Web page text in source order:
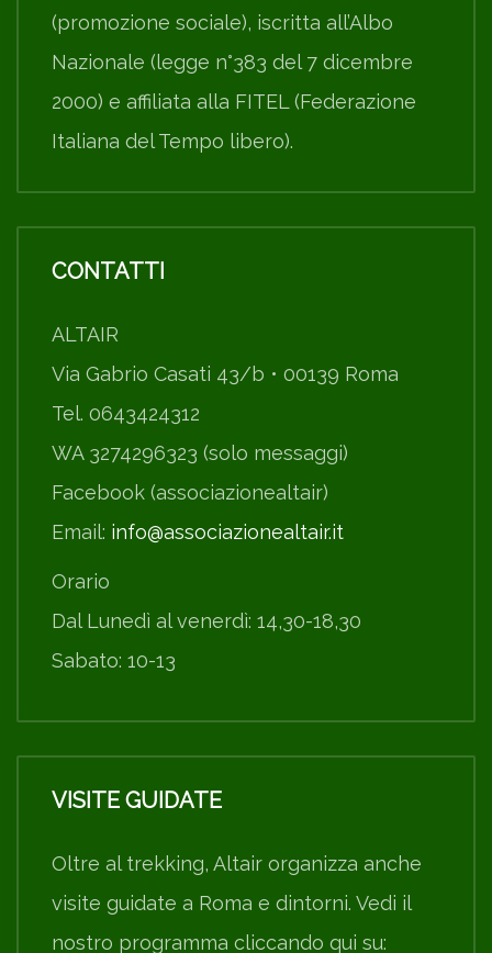
(promozione sociale), iscritta all’Albo
Nazionale (legge n°383 del 7 dicembre
2000) e affiliata alla FITEL (Federazione
Italiana del Tempo libero).
CONTATTI
ALTAIR
Via Gabrio Casati 43/b • 00139 Roma
Tel. 0643424312
WA 3274296323 (solo messaggi)
Facebook (associazionealtair)
Email: info@associazionealtair.it
Orario
Dal Lunedì al venerdì: 14,30-18,30
Sabato: 10-13
VISITE GUIDATE
Oltre al trekking, Altair organizza anche
visite guidate a Roma e dintorni. Vedi il
nostro programma cliccando qui su: